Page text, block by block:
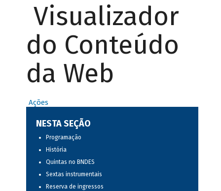
Visualizador
do Conteúdo
da Web
Ações
NESTA SEÇÃO
Programação
História
Quintas no BNDES
Sextas instrumentais
Reserva de ingressos